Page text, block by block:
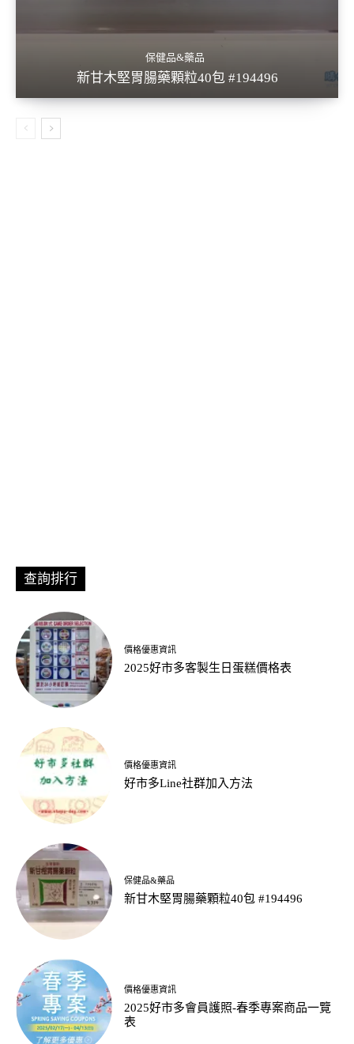
保健品&藥品
新甘木堅胃腸藥顆粒40包 #194496
查詢排行
價格優惠資訊
2025好市多客製生日蛋糕價格表
價格優惠資訊
好市多Line社群加入方法
保健品&藥品
新甘木堅胃腸藥顆粒40包 #194496
價格優惠資訊
2025好市多會員護照-春季專案商品一覽
表